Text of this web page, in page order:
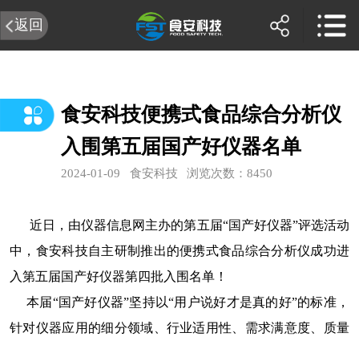
返回
食安科技便携式食品综合分析仪
入围第五届国产好仪器名单
2024-01-09 食安科技 浏览次数：8450
近日，由仪器信息网主办的第五届“国产好仪器”评选活动
中，食安科技自主研制推出的便携式食品综合分析仪成功进
入第五届国产好仪器第四批入围名单！
本届“国产好仪器”坚持以“用户说好才是真的好”的标准，
针对仪器应用的细分领域、行业适用性、需求满意度、质量